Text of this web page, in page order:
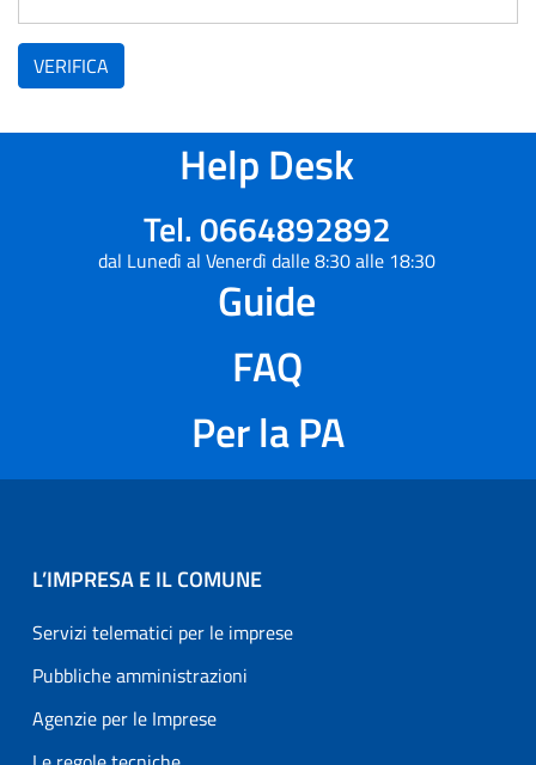
VERIFICA
Help Desk
Tel. 0664892892
dal Lunedì al Venerdì dalle 8:30 alle 18:30
Guide
FAQ
Per la PA
L’IMPRESA E IL COMUNE
Servizi telematici per le imprese
Pubbliche amministrazioni
Agenzie per le Imprese